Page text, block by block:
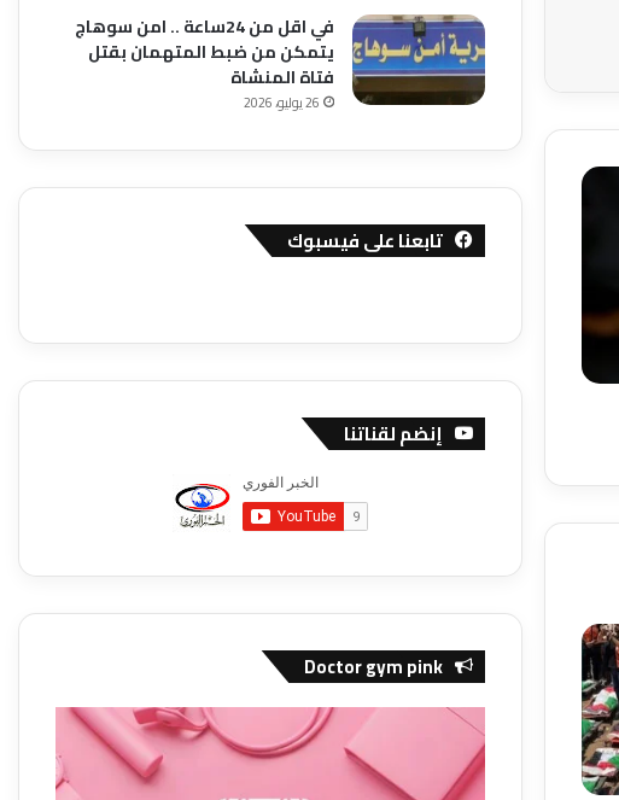
في اقل من 24ساعة .. امن سوهاج
يتمكن من ضبط المتهمان بقتل
فتاة المنشاة
26 يوليو، 2026
تابعنا على فيسبوك
إنضم لقناتنا
Doctor gym pink